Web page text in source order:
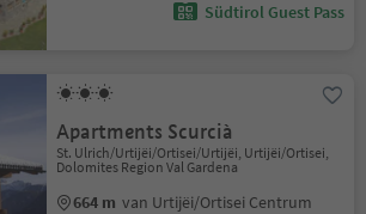
Südtirol Guest Pass
Apartments Scurcià
St. Ulrich/Urtijëi/Ortisei/Urtijëi, Urtijëi/Ortisei,
Dolomites Region Val Gardena
664 m van Urtijëi/Ortisei Centrum